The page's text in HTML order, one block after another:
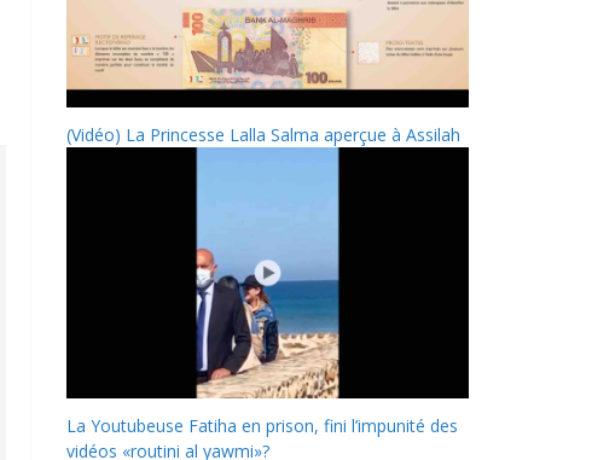
(Vidéo) La Princesse Lalla Salma aperçue à Assilah
La Youtubeuse Fatiha en prison, fini l’impunité des
vidéos «routini al yawmi»?